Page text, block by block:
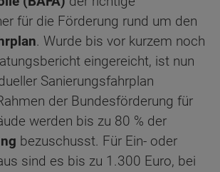
für die Förderung rund um den
. Wurde bis vor kurzem noch
eingereicht, ist nun
Sanierungsfahrplan
der Bundesförderung für
werden bis zu 80 % der
bezuschusst. Für Ein- oder
sind es bis zu 1.300 Euro, bei